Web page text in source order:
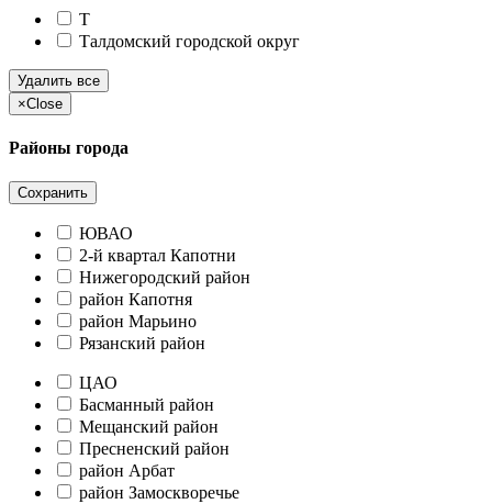
Т
Талдомский городской округ
Удалить все
×Close
Районы города
Сохранить
ЮВАО
2-й квартал Капотни
Нижегородский район
район Капотня
район Марьино
Рязанский район
ЦАО
Басманный район
Мещанский район
Пресненский район
район Арбат
район Замоскворечье